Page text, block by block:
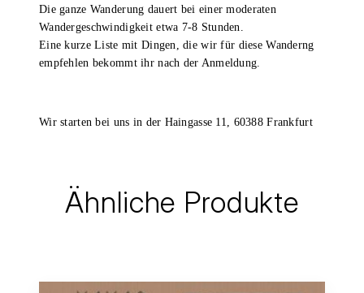
Die ganze Wanderung dauert bei einer moderaten
Wandergeschwindigkeit etwa 7-8 Stunden.
Eine kurze Liste mit Dingen, die wir für diese Wanderng
empfehlen bekommt ihr nach der Anmeldung.
Wir starten bei uns in der Haingasse 11, 60388 Frankfurt
Ähnliche Produkte